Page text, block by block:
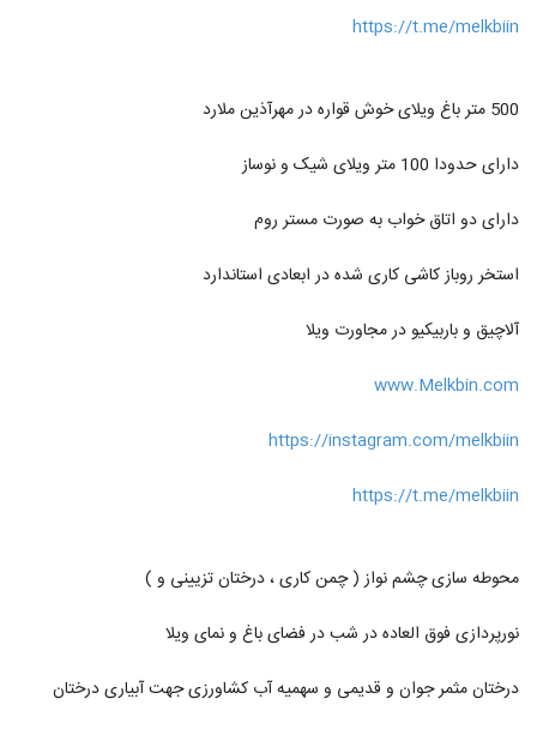
https://t.me/melkbiin
500 متر باغ ویلای خوش قواره در مهرآذین ملارد
دارای حدودا 100 متر ویلای شیک و نوساز
دارای دو اتاق خواب به صورت مستر روم
استخر روباز کاشی کاری شده در ابعادی استاندارد
آلاچیق و باربیکیو در مجاورت ویلا
www.Melkbin.com
https://instagram.com/melkbiin
https://t.me/melkbiin
محوطه سازی چشم نواز ( چمن کاری ، درختان تزیینی و )
نورپردازی فوق العاده در شب در فضای باغ و نمای ویلا
درختان مثمر جوان و قدیمی و سهمیه آب کشاورزی جهت آبیاری درختان